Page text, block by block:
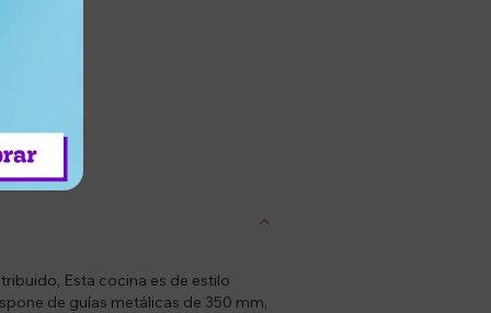
Esta cocina es de estilo
de guías metálicas de 350 mm,